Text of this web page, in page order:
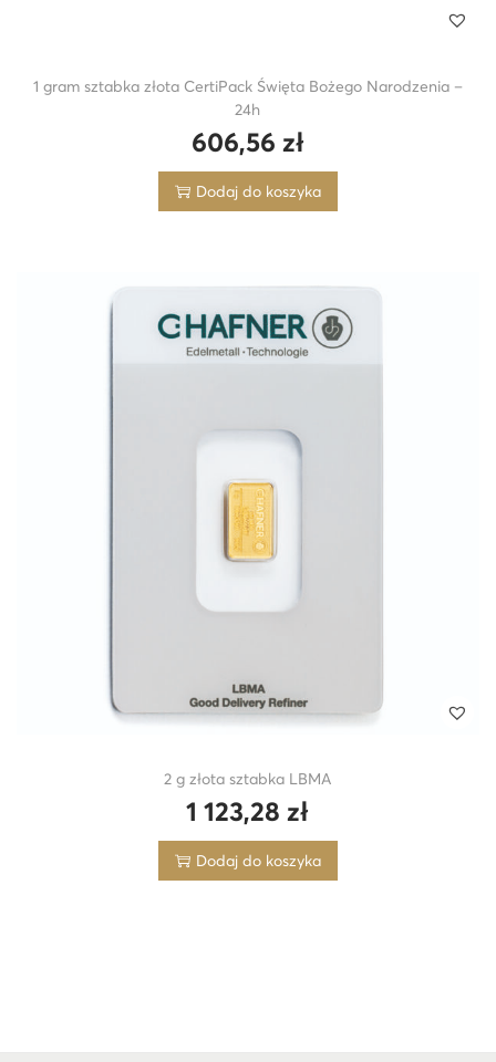
1 gram sztabka złota CertiPack Święta Bożego Narodzenia –
24h
606,56 zł
Dodaj do koszyka
2 g złota sztabka LBMA
1 123,28zł
Dodaj do koszyka